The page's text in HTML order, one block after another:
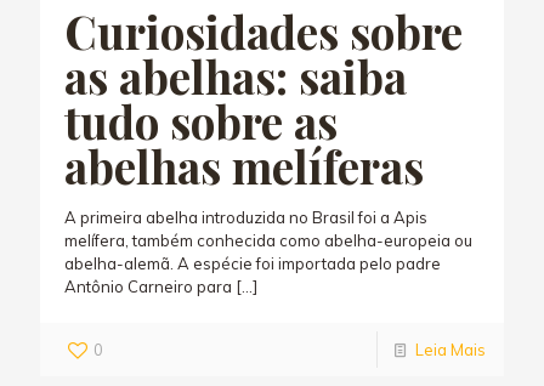
Curiosidades sobre
as abelhas: saiba
tudo sobre as
abelhas melíferas
A primeira abelha introduzida no Brasil foi a Apis
melífera, também conhecida como abelha-europeia ou
abelha-alemã. A espécie foi importada pelo padre
Antônio Carneiro para […]
0 Leia Mais